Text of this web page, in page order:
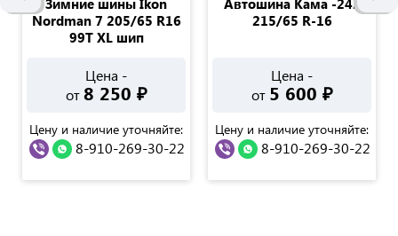
Зимние шины Ikon
Nordman 7 205/65 R16
99T XL шип
Цена -
от8 250 ₽
Цену и наличие уточняйте:
8-910-269-30-22
Автошина Kама -242
215/65 R-16
Цена -
от 5 600 ₽
Цену и наличие уточняйте:
8-910-269-30-22